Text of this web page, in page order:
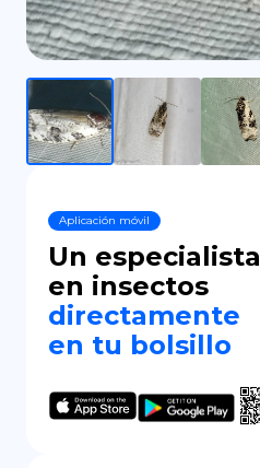
Aplicación móvil
Un especialista
en insectos
directamente
en tu bolsillo